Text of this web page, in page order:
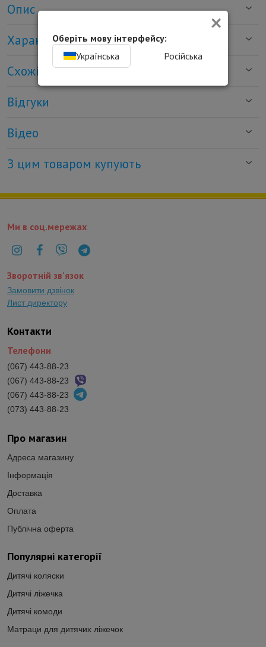
Опис
Характеристики
Схожі товари
Відгуки
Відео
З цим товаром купують
Популярні категорії
Дитячі коляски
Дитячі ліжечка
Дитячі комоди
Матраци для дитячих ліжечок
Про магазин
Адреса магазину
Інформація
Доставка
Оплата
Публічна оферта
Контакти
Телефони
(067) 443-88-23
(067) 443-88-23
(067) 443-88-23
(073) 443-88-23
Ми в соц.мережах
Зворотній зв'язок
Замовити дзвінок
Лист директору
×
Оберіть мову інтерфейсу:
Українська
Російська